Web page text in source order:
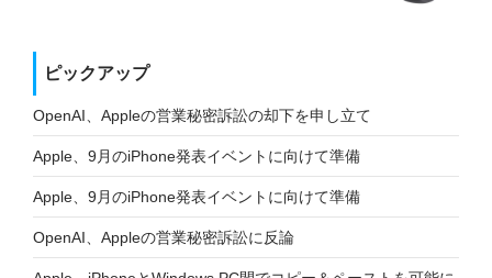
ピックアップ
OpenAI、Appleの営業秘密訴訟の却下を申し立て
Apple、9月のiPhone発表イベントに向けて準備
Apple、9月のiPhone発表イベントに向けて準備
OpenAI、Appleの営業秘密訴訟に反論